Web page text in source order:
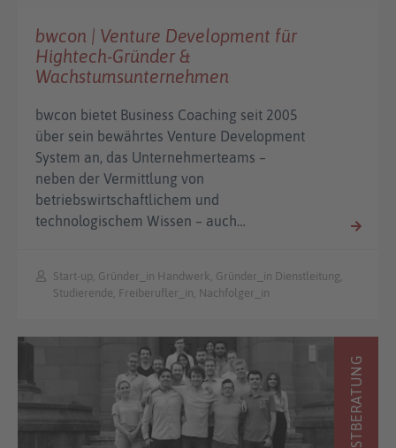
bwcon | Venture Development für
Hightech-Gründer &
Wachstumsunternehmen
bwcon bietet Business Coaching seit 2005
über sein bewährtes Venture Development
System an, das Unternehmerteams –
neben der Vermittlung von
betriebswirtschaftlichem und
technologischem Wissen – auch…
Start-up, Gründer_in Handwerk, Gründer_in Dienstleitung,
Studierende, Freiberufler_in, Nachfolger_in
ERSTBERATUNG